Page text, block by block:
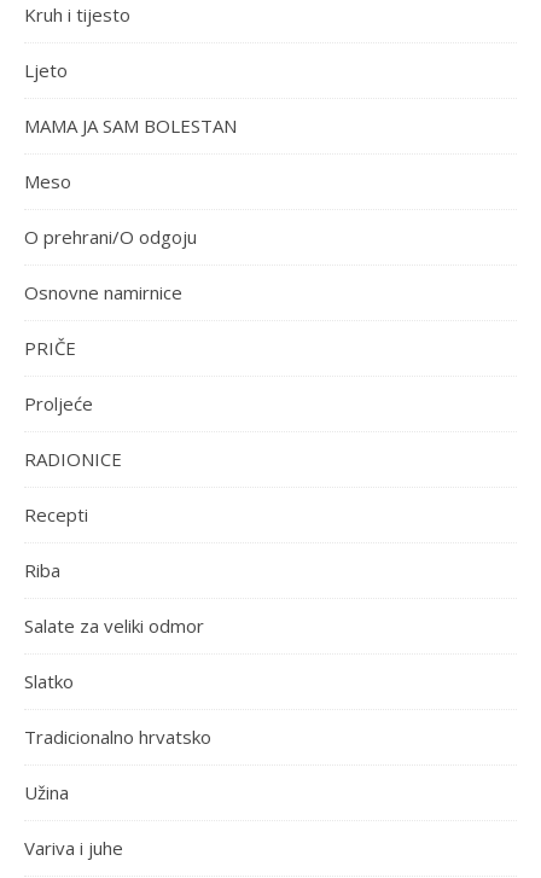
Kruh i tijesto
Ljeto
MAMA JA SAM BOLESTAN
Meso
O prehrani/O odgoju
Osnovne namirnice
PRIČE
Proljeće
RADIONICE
Recepti
Riba
Salate za veliki odmor
Slatko
Tradicionalno hrvatsko
Užina
Variva i juhe